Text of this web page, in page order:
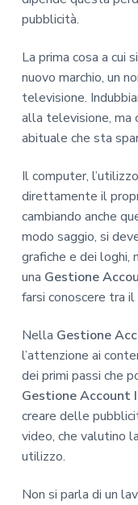
pubblicità.
La prima cosa a cui
nuovo marchio, un
televisione.
alla televisione, ma
abituale che sta
Il computer,
direttamente il
cambiando anche
modo saggio, si
grafiche e dei loghi,
una Gestione
farsi conoscere tra
Nella Gestione
l’attenzione ai
dei primi passi che
Gestione Account
creare delle
video, che valutino
utilizzo.
Non si parla di un